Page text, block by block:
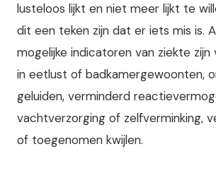
lusteloos lijkt en niet meer lijkt te
dit een teken zijn dat er iets mis is.
mogelijke indicatoren van ziekte zijn
in eetlust of badkamergewoonten,
geluiden, verminderd
vachtverzorging of zelfverminking,
of toegenomen kwijlen.